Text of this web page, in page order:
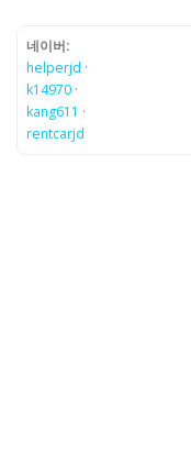
네이버:
helperjd ·
k14970 ·
kang611 ·
rentcarjd